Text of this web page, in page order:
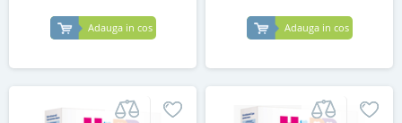
Adauga in cos Adauga in cos